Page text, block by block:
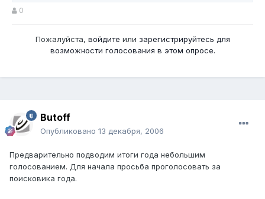
0
Пожалуйста, войдите или зарегистрируйтесь для
возможности голосования в этом опросе.
Butoff
Опубликовано 13 декабря, 2006
Предварительно подводим итоги года небольшим
голосованием. Для начала просьба проголосовать за
поисковика года.